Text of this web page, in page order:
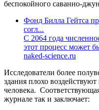
беспокойного саванно-
Фонд Билла Гейтса
согл...
С 2064 года
этот процесс может
naked-science.ru
Исследователи более
здания плохо
человека.
журнале так и заключает: